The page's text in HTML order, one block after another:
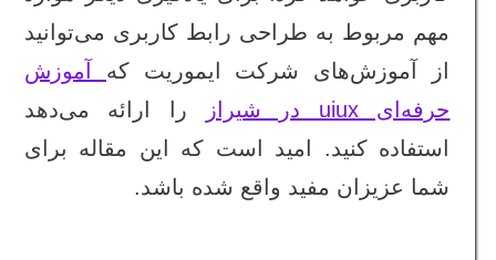
مهم مربوط به طراحی رابط کاربری می‌توانید
از آموزش‌های شرکت ایموریت کهآموزش
حرفه‌ای uiux در شیراز
را ارائه می‌دهد
استفاده کنید. امید است که این مقاله برای
شما عزیزان مفید واقع شده باشد.